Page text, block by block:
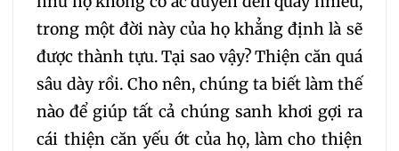
trong một đời này của họ khẳng định là sẽ
được thành tựu. Tại sao vậy? Thiện căn quá
sâu dày rồi. Cho nên, chúng ta biết làm thế
nào để giúp tất cả chúng sanh khơi gợi ra
cái thiện căn yếu ớt của họ, làm cho thiện